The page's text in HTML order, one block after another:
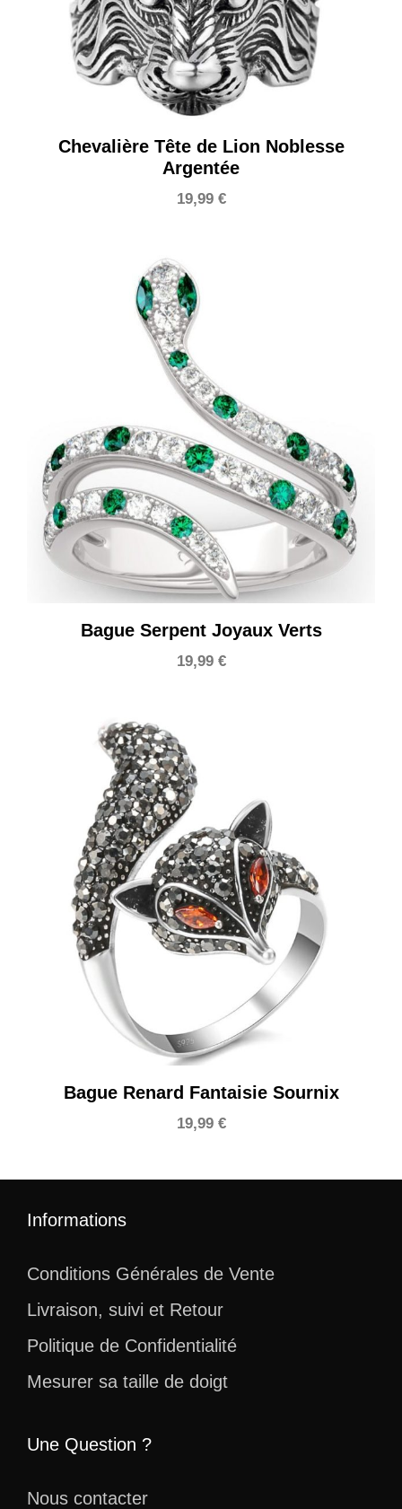
Chevalière Tête de Lion Noblesse
Argentée
19,99 €
Bague Serpent Joyaux Verts
19,99 €
Bague Renard Fantaisie Sournix
19,99 €
Informations
Conditions Générales de Vente
Livraison, suivi et Retour
Politique de Confidentialité
Mesurer sa taille de doigt
Une Question ?
Nous contacter